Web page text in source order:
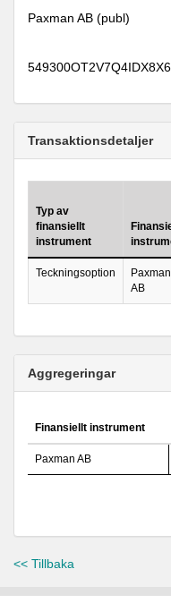
Paxman AB (publ)
Transaktionsdetaljer
Typ av
finansiellt
instrument
Teckningsoption
Paxman
AB
Aggregeringar
Finansiellt instrument
Paxman AB
<< Tillbaka